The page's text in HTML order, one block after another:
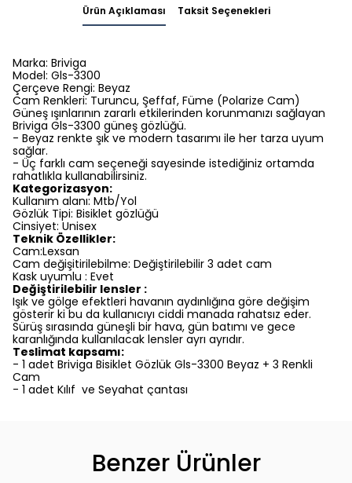
Ürün Açıklaması Taksit Seçenekleri
Marka: Briviga
Model: Gls-3300
Çerçeve Rengi: Beyaz
Cam Renkleri: Turuncu, Şeffaf, Füme (Polarize Cam)
Güneş ışınlarının zararlı etkilerinden korunmanızı sağlayan
Briviga Gls-3300 güneş gözlüğü.
- Beyaz renkte şık ve modern tasarımı ile her tarza uyum
sağlar.
- Üç farklı cam seçeneği sayesinde istediğiniz ortamda
rahatlıkla kullanabilirsiniz.
Kategorizasyon:
Kullanım alanı: Mtb/Yol
Gözlük Tipi: Bisiklet gözlüğü
Cinsiyet: Unisex
Teknik Özellikler:
Cam:Lexsan
Cam değişitirilebilme: Değiştirilebilir 3 adet cam
Kask uyumlu : Evet
Değiştirilebilir lensler :
Işık ve gölge efektleri havanın aydınlığına göre değişim
gösterir ki bu da kullanıcıyı ciddi manada rahatsız eder.
Sürüş sırasında güneşli bir hava, gün batımı ve gece
karanlığında kullanılacak lensler ayrı ayrıdır.
Teslimat kapsamı:
- 1 adet Briviga Bisiklet Gözlük Gls-3300 Beyaz + 3 Renkli
Cam
- 1 adet Kılıf ve Seyahat çantası
Benzer Ürünler